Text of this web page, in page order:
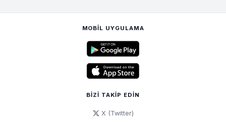
MOBIL UYGULAMA
BIZI TAKIP EDIN
X (Twitter)